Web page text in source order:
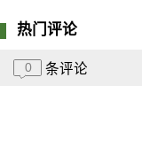
热门评论
0 条评论